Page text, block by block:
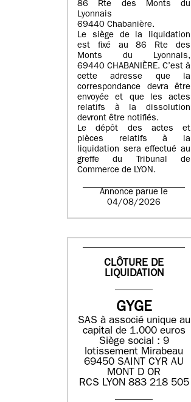
86 Rte des Monts du
Lyonnais
69440 Chabanière.
Le siège de la liquidation
est fixé au 86 Rte des
Monts du Lyonnais,
69440 CHABANIÈRE. C’est à
cette adresse que la
correspondance devra être
envoyée et que les actes
relatifs à la dissolution
devront être notifiés.
Le dépôt des actes et
pièces relatifs à la
liquidation sera effectué au
greffe du Tribunal de
Commerce de LYON.
Annonce parue le
04/08/2026
CLÔTURE DE
LIQUIDATION
GYGE
SAS à associé unique au
capital de 1.000 euros
Siège social : 9
lotissement Mirabeau
69450 SAINT CYR AU
MONT D OR
RCS LYON 883 218 505